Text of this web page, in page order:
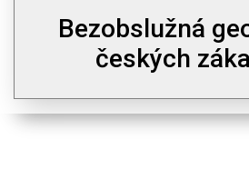
Bezobslužná
českých